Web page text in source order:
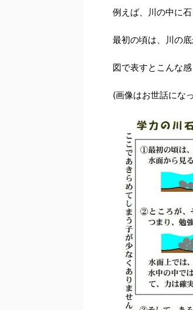
例えば、川の中に
最初の頃は、川の
図で表すとこんな感
(画像はお世話にな